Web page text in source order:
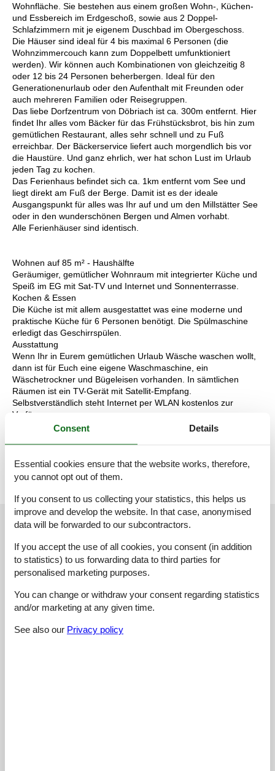
Wohnfläche. Sie bestehen aus einem großen Wohn-, Küchen-
und Essbereich im Erdgeschoß, sowie aus 2 Doppel-
Schlafzimmern mit je eigenem Duschbad im Obergeschoss.
Die Häuser sind ideal für 4 bis maximal 6 Personen (die
Wohnzimmercouch kann zum Doppelbett umfunktioniert
werden). Wir können auch Kombinationen von gleichzeitig 8
oder 12 bis 24 Personen beherbergen. Ideal für den
Generationenurlaub oder den Aufenthalt mit Freunden oder
auch mehreren Familien oder Reisegruppen.
Das liebe Dorfzentrum von Döbriach ist ca. 300m entfernt. Hier
findet Ihr alles vom Bäcker für das Frühstücksbrot, bis hin zum
gemütlichen Restaurant, alles sehr schnell und zu Fuß
erreichbar. Der Bäckerservice liefert auch morgendlich bis vor
die Haustüre. Und ganz ehrlich, wer hat schon Lust im Urlaub
jeden Tag zu kochen.
Das Ferienhaus befindet sich ca. 1km entfernt vom See und
liegt direkt am Fuß der Berge. Damit ist es der ideale
Ausgangspunkt für alles was Ihr auf und um den Millstätter See
oder in den wunderschönen Bergen und Almen vorhabt.
Alle Ferienhäuser sind identisch.
Wohnen auf 85 m² - Haushälfte
Geräumiger, gemütlicher Wohnraum mit integrierter Küche und
Speiß im EG mit Sat-TV und Internet und Sonnenterrasse.
Kochen & Essen
Die Küche ist mit allem ausgestattet was eine moderne und
praktische Küche für 6 Personen benötigt. Die Spülmaschine
erledigt das Geschirrspülen.
Ausstattung
Wenn Ihr in Eurem gemütlichen Urlaub Wäsche waschen wollt,
dann ist für Euch eine eigene Waschmaschine, ein
Wäschetrockner und Bügeleisen vorhanden. In sämtlichen
Räumen ist ein TV-Gerät mit Satellit-Empfang.
Selbstverständlich steht Internet per WLAN kostenlos zur
Verfügung.
ein Doppelbett für weitere 2 Personen.
External reviews Our guest reviews
4,7
Cleaning:
Consent Details
Essential cookies ensure that the website works, therefore,
you cannot opt out of them.
If you consent to us collecting your statistics, this helps us
improve and develop the website. In that case, anonymised
data will be forwarded to our subcontractors.
If you accept the use of all cookies, you consent (in addition
to statistics) to us forwarding data to third parties for
personalised marketing purposes.
You can change or withdraw your consent regarding statistics
and/or marketing at any given time.
See also our Privacy policy